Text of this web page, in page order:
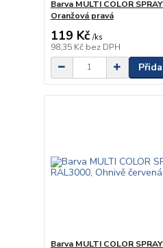
Barva MULTI COLOR
Oranžová pravá
119 Kč /ks
98,35 Kč bez DPH
Barva MULTI COLOR